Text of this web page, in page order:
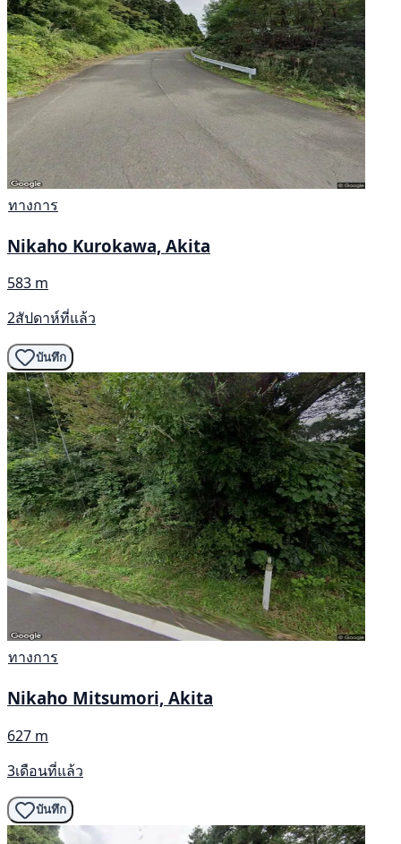
ทางการ
Nikaho Kurokawa, Akita
583 m
2สัปดาห์ที่แล้ว
บันทึก
ทางการ
Nikaho Mitsumori, Akita
627 m
3เดือนที่แล้ว
บันทึก